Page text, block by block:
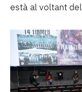
està al voltant